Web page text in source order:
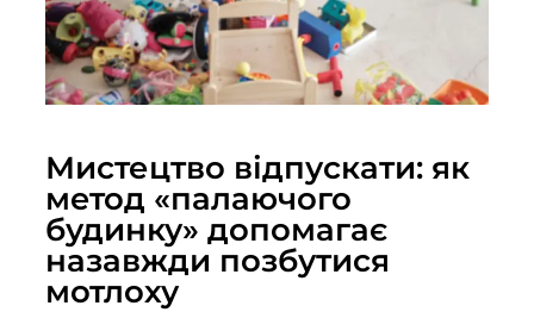
Мистецтво відпускати: як
метод «палаючого
будинку» допомагає
назавжди позбутися
мотлоху